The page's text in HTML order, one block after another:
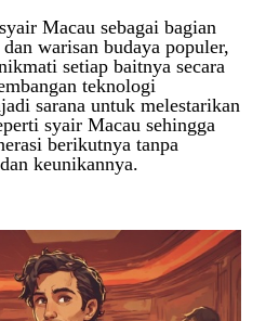
Macau sebagai bagian
warisan budaya populer,
setiap baitnya secara
teknologi
sarana untuk melestarikan
syair Macau sehingga
berikutnya tanpa
keunikannya.